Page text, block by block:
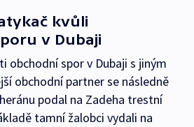
kvůli
v Dubaji
obchodní spor v Dubaji s jiným
obchodní partner se následně
podal na Zadeha trestní
tamní žalobci vydali na